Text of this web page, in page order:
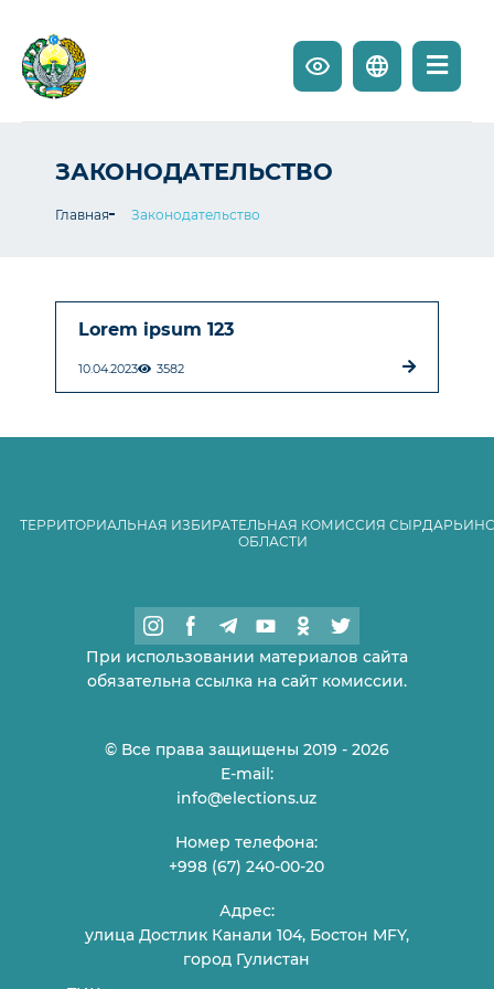
ЗАКОНОДАТЕЛЬСТВО
Главная Законодательство
Lorem ipsum 123
10.04.2023 3582
ТЕРРИТОРИАЛЬНАЯ ИЗБИРАТЕЛЬНАЯ КОМИССИЯ
ОБЛАСТИ
При использовании материалов сайта
обязательна ссылка на сайт комиссии.
© Все права защищены 2019 - 2026
E-mail:
info@elections.uz
Номер телефона:
+998 (67) 240-00-20
Адрес:
улица Достлик Канали 104, Бостон MFY,
город Гулистан